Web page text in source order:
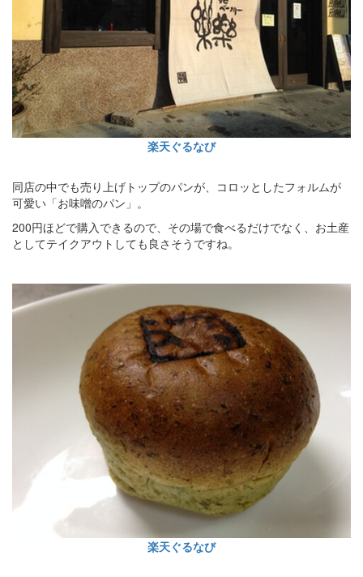
楽天ぐるなび
同店の中でも売り上げトップのパンが、コロッとしたフォルムが
可愛い「お味噌のパン」。
200円ほどで購入できるので、その場で食べるだけでなく、お土産
としてテイクアウトしても良さそうですね。
楽天ぐるなび